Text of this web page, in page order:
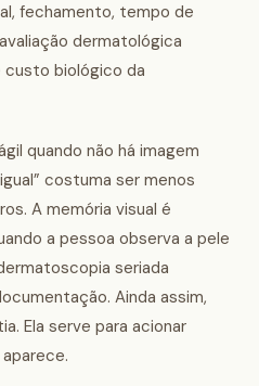
fechamento, tempo de
dermatológica
custo biológico da
quando não há imagem
costuma ser menos
A memória visual é
a pessoa observa a pele
seriada
Ainda assim,
Ela serve para acionar